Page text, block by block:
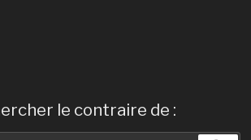
le contraire de :